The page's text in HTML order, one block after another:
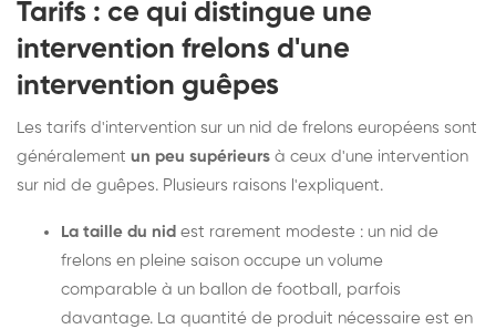
Tarifs : ce qui distingue une
intervention frelons d'une
intervention guêpes
Les tarifs d'intervention sur un nid de frelons européens sont
généralement un peu supérieurs à ceux d'une intervention
sur nid de guêpes. Plusieurs raisons l'expliquent.
La taille du nid est rarement modeste : un nid de
frelons en pleine saison occupe un volume
comparable à un ballon de football, parfois
davantage. La quantité de produit nécessaire est en